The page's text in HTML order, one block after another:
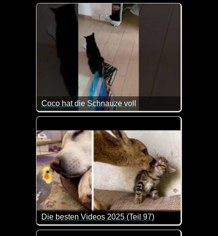
Erst die Arbeit, dann das leckere Essen ;-)
Coco hat die Schnauze voll
Das hält doch keine Katze aus, wenn der
Die besten Videos 2025 (Teil 97)
Eine tolle Zusammenstellung von lustigen